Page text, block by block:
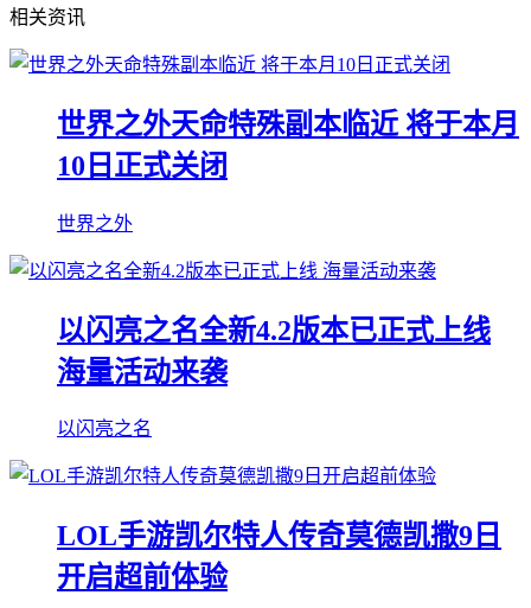
相关资讯
世界之外天命特殊副本临近 将于本月
10日正式关闭
世界之外
以闪亮之名全新4.2版本已正式上线
海量活动来袭
以闪亮之名
LOL手游凯尔特人传奇莫德凯撒9日
开启超前体验